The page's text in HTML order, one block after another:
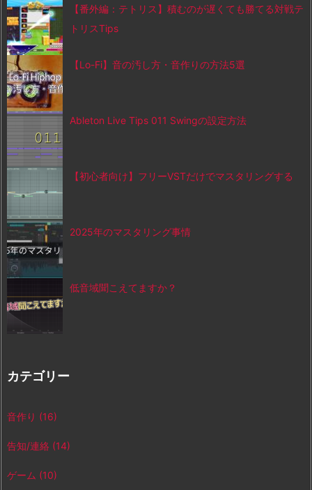
【番外編：テトリス】積むのが遅くても勝てる対戦テ
トリスTips
【Lo-Fi】音の汚し方・音作りの方法5選
Ableton Live Tips 011 Swingの設定方法
【初心者向け】フリーVSTだけでマスタリングする
2025年のマスタリング事情
低音域聞こえてますか？
カテゴリー
音作り (16)
告知/連絡 (14)
ゲーム (10)